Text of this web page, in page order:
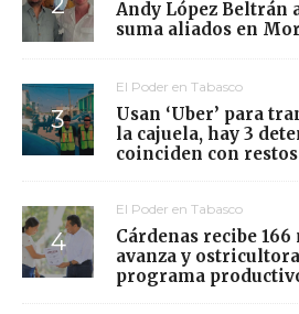
Andy López Beltrán
suma aliados en
El Poder en Tabasco
Usan ‘Uber’ para
la cajuela, hay 3
coinciden con
El Poder en Tabasco
Cárdenas recibe
avanza y
programa